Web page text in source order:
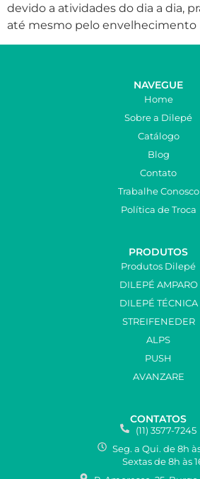
devido a atividades do dia a dia,
até mesmo pelo envelhecimento
NAVEGUE
Home
Sobre a Dilepé
Catálogo
Blog
Contato
Trabalhe Conosco
Política de Troca
PRODUTOS
Produtos Dilepé
DILEPÉ AMPARO
DILEPÉ TÉCNICA
STREIFENEDER
ALPS
PUSH
AVANZARE
CONTATOS
(11) 3577-7245
Seg. a Qui. de 8h
Sextas de 8h às